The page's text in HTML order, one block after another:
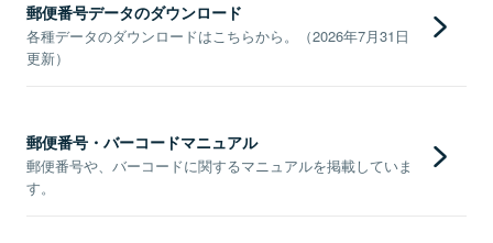
郵便番号データのダウンロード
各種データのダウンロードはこちらから。（2026年7月31日
更新）
郵便番号・バーコードマニュアル
郵便番号や、バーコードに関するマニュアルを掲載していま
す。